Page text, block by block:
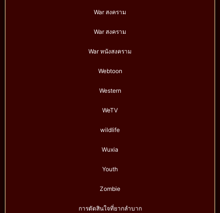
War สงคราม
War สงคราม
War หนังสงคราม
Webtoon
Western
WeTV
wildlife
Wuxia
Youth
Zombie
การตัดสินใจที่ยากลำบาก